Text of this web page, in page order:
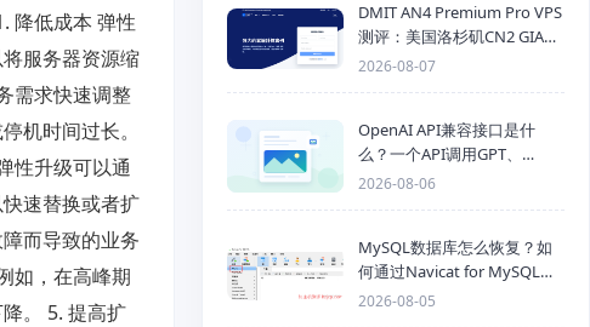
降低成本 弹性
服务器资源缩
需求快速调整
机时间过长。
性升级可以通
速替换或者扩
而导致的业务
如，在高峰期
。 5. 提高扩
DMIT AN4 Premium Pro VPS
测评：美国洛杉矶CN2 GIA三
网优化线路性能测试
2026-08-07
OpenAI API兼容接口是什
么？一个API调用GPT、
Claude、Gemini、DeepSeek
2026-08-06
MySQL数据库怎么恢复？如
何通过Navicat for MySQL导
入SQL备份文件
2026-08-05